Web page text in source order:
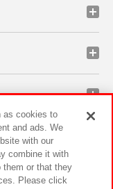
as cookies to
and ads. We
with our
combine it with
them or that they
Please click